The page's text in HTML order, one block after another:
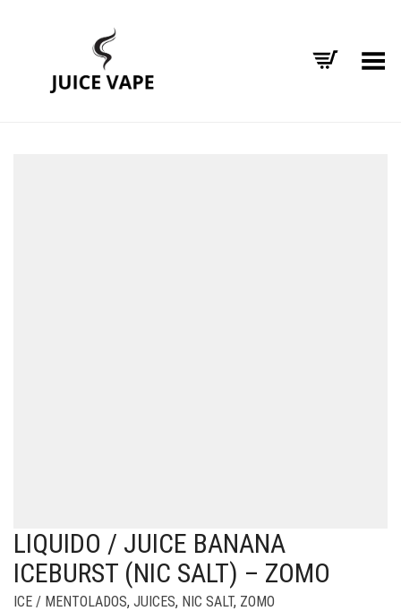
Alternar Menu
LIQUIDO / JUICE BANANA
ICEBURST (NIC SALT) – ZOMO
ICE / MENTOLADOS, JUICES, NIC SALT, ZOMO